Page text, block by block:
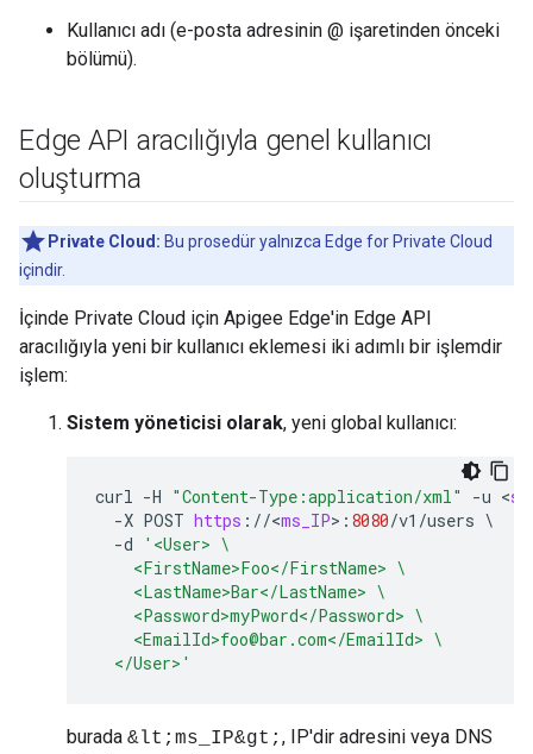
Kullanıcı adı (e-posta adresinin @ işaretinden önceki
bölümü).
Edge API aracılığıyla genel kullanıcı
oluşturma
Private Cloud: Bu prosedür yalnızca Edge for Private Cloud
içindir.
İçinde Private Cloud için Apigee Edge'in Edge API
aracılığıyla yeni bir kullanıcı eklemesi iki adımlı bir işlemdir
işlem:
Sistem yöneticisi olarak, yeni global kullanıcı:
curl -H "Content-Type:application/xml" -u <
-X POST https : //<ms_IP> : 8080/v1 /users \
-d
'<User> \
    <FirstName>Foo</FirstName> \
    <LastName>Bar</LastName> \
    <Password>myPword</Password> \
    <EmailId>foo@bar.com</EmailId> \
  </User>'
burada &lt;ms_IP&gt; , IP'dir adresini veya DNS